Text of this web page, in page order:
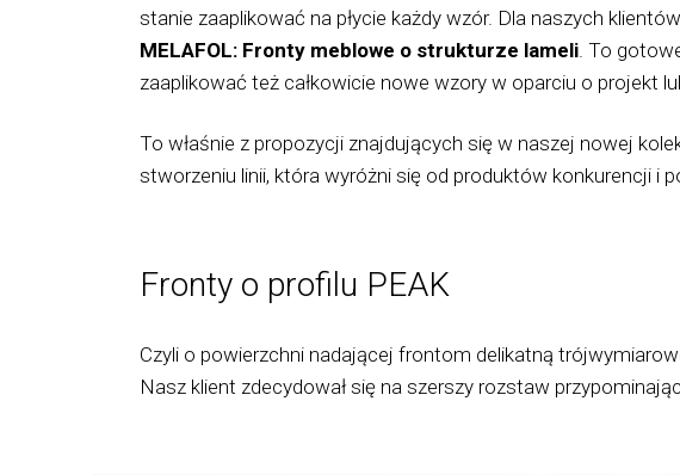
stanie zaaplikować na płycie każdy wzór. Dla naszych
MELAFOL: Fronty meblowe o strukturze lameli. To
zaaplikować też całkowicie nowe wzory w oparciu o projekt
To właśnie z propozycji znajdujących się w naszej nowej
stworzeniu linii, która wyróżni się od produktów konkurencji
Fronty o profilu PEAK
Czyli o powierzchni nadającej frontom delikatną
Nasz klient zdecydował się na szerszy rozstaw